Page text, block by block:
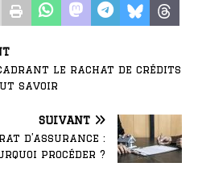
le rachat de crédits
savoir
SUIVANT
d’assurance :
procéder ?